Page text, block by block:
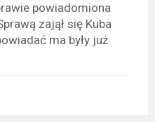
powiadomiona
zajął się Kuba
ma były już